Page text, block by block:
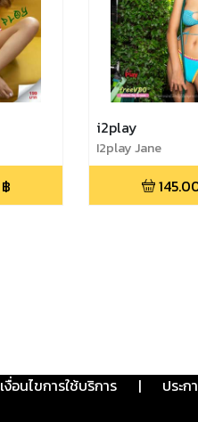
฿
i2play
I2play Jane
เงื่อนไขการใช้บริการ | ประ